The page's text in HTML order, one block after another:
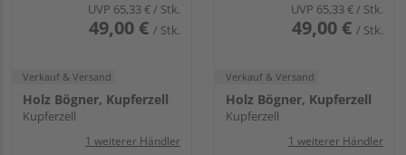
UVP 65,33 €/ Stk.
49,00 € / Stk.
Verkauf & Versand
Holz Bögner, Kupferzell
Kupferzell
1 weiterer Händler
UVP 65,33 €/ Stk.
49,00 € / Stk.
Verkauf & Versand
Holz Bögner, Kupferzell
Kupferzell
1 weiterer Händler